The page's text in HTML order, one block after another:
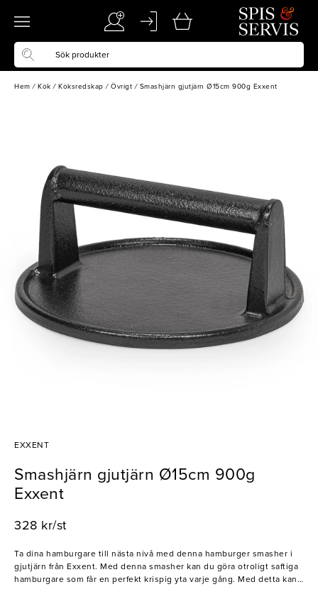
Hem / Kök / Köksredskap / Övrigt / Smashjärn gjutjärn Ø15cm 900g Exxent
EXXENT
Smashjärn gjutjärn Ø15cm 900g
Exxent
328 kr/st
Ta dina hamburgare till nästa nivå med denna hamburger smasher i
gjutjärn från Exxent. Med denna smasher kan du göra otroligt saftiga
hamburgare som får en perfekt krispig yta varje gång. Med detta kan